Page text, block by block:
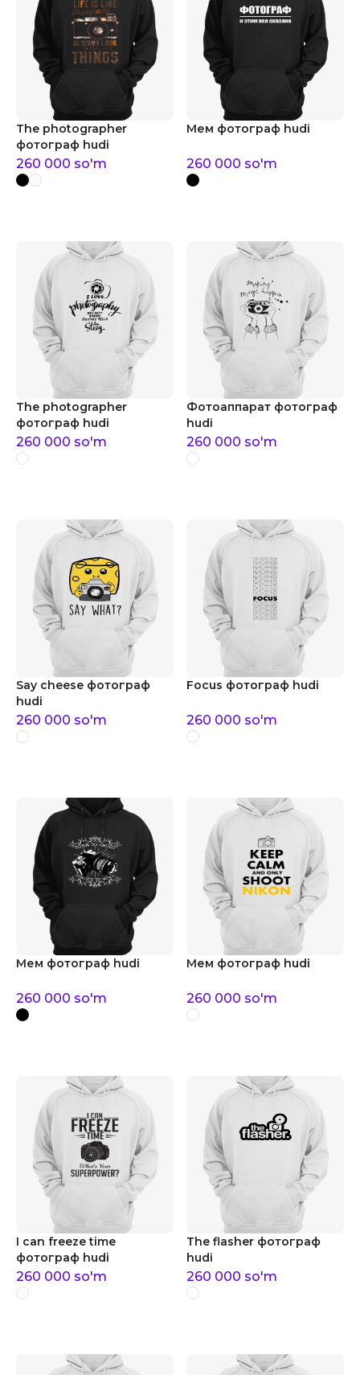
The photographer
фотограф hudi
260 000 so'm
Мем фотограф hudi
260 000 so'm
The photographer
фотограф hudi
260 000 so'm
Фотоаппарат фотограф
hudi
260 000 so'm
Say cheese фотограф
hudi
260 000 so'm
Focus фотограф hudi
260 000 so'm
Мем фотограф hudi
260 000 so'm
Мем фотограф hudi
260 000 so'm
I can freeze time
фотограф hudi
260 000 so'm
The flasher фотограф
hudi
260 000 so'm